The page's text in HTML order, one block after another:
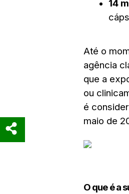
14
Até o
agência
que a
ou
é
maio de
O que é a